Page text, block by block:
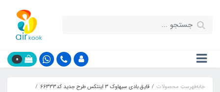
0
خانهفهرست محصولات قایق بادی سیهاوک 3 اینتکس طرح جدید کد66333